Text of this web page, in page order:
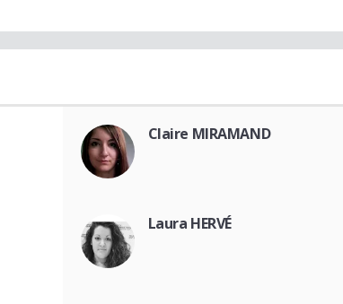
Claire MIRAMAND
Laura HERVÉ